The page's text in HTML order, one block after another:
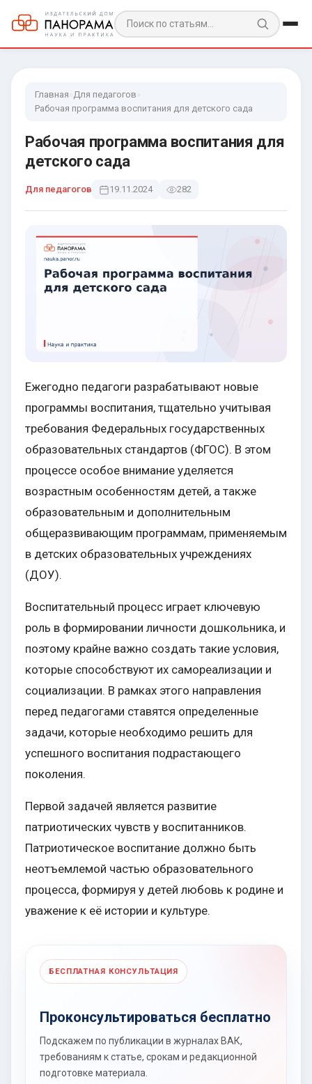
Главная » Для педагогов »
Рабочая программа воспитания для детского сада
Рабочая программа воспитания для
детского сада
Для педагогов 19.11.2024 282
Ежегодно педагоги разрабатывают новые
программы воспитания, тщательно учитывая
требования Федеральных государственных
образовательных стандартов (ФГОС). В этом
процессе особое внимание уделяется
возрастным особенностям детей, а также
образовательным и дополнительным
общеразвивающим программам, применяемым
в детских образовательных учреждениях
(ДОУ).
Воспитательный процесс играет ключевую
роль в формировании личности дошкольника, и
поэтому крайне важно создать такие условия,
которые способствуют их самореализации и
социализации. В рамках этого направления
перед педагогами ставятся определенные
задачи, которые необходимо решить для
успешного воспитания подрастающего
поколения.
Первой задачей является развитие
патриотических чувств у воспитанников.
Патриотическое воспитание должно быть
неотъемлемой частью образовательного
процесса, формируя у детей любовь к родине и
уважение к её истории и культуре.
БЕСПЛАТНАЯ КОНСУЛЬТАЦИЯ
Проконсультироваться бесплатно
Подскажем по публикации в журналах ВАК,
требованиям к статье, срокам и редакционной
подготовке материала.